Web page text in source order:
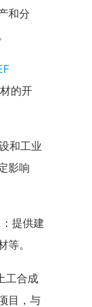
和分
的开
和工业
影响
：提供建
等。
工合成
目，与